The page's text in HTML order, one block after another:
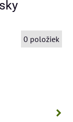
0 položiek